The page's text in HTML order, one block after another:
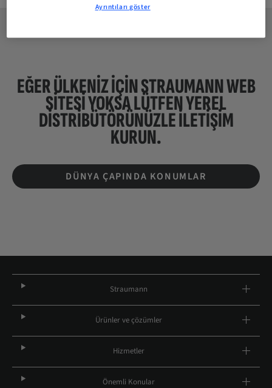
EĞER ÜLKENIZ IÇIN STRAUMANN WEB
SİTESİ YOKSA LÜTFENYEREL
DISTRIBÜTÖRÜNÜZLE ILETIŞIM
KURUN.
DÜNYA ÇAPINDA KONUMLAR
Straumann
Ürünler ve çözümler
Hizmetler
Önemli Konular
Ayrıntıları göster